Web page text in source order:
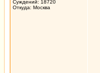
Суждений: 18720
Откуда: Москва